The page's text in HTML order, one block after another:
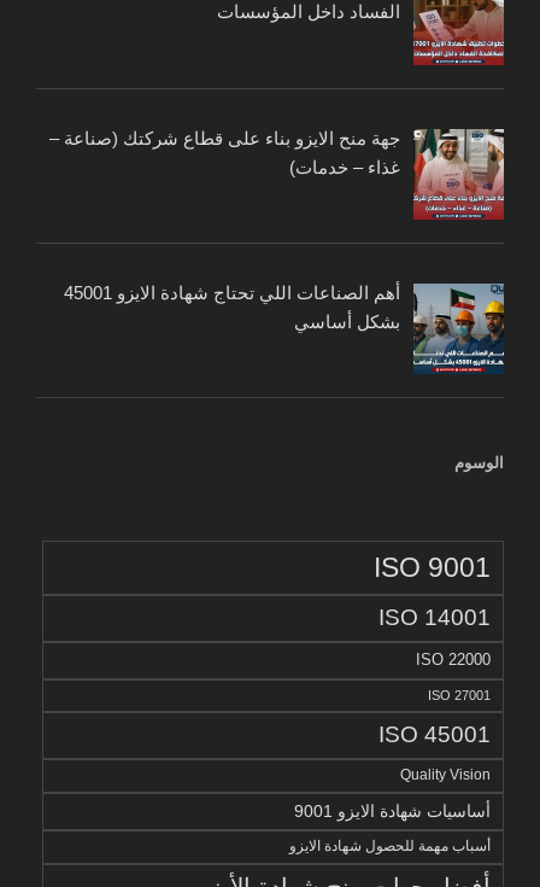
الفساد داخل المؤسسات
جهة منح الايزو بناء على قطاع شركتك (صناعة –
غذاء – خدمات)
أهم الصناعات اللي تحتاج شهادة الايزو 45001
بشكل أساسي
الوسوم
ISO 9001
ISO 14001
ISO 22000
ISO 27001
ISO 45001
Quality Vision
أساسيات شهادة الايزو 9001
أسباب مهمة للحصول شهادة الايزو